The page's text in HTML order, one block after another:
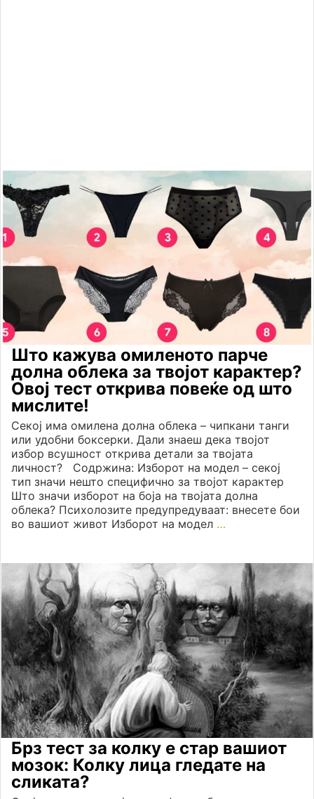
Што кажува омиленото парче
долна облека за твојот карактер?
Овој тест открива повеќе од што
мислите!
Секој има омиленa долна облека – чипкани танги
или удобни боксерки. Дали знаеш дека твојот
избор всушност открива детали за твојата
личност? Содржина: Изборот на модел – секој
тип значи нешто специфично за твојот карактер
Што значи изборот на боја на твојата долна
облека? Психолозите предупредуваат: внесете бои
во вашиот живот Изборот на модел …
Брз тест за колку е стар вашиот
мозок: Колку лица гледате на
сликата?